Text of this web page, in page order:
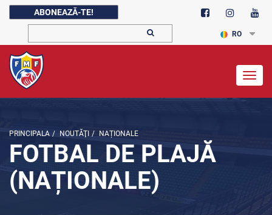
ABONEAZĂ-TE!
RO
PRINCIPALA / NOUTĂŢI / NAȚIONALE
FOTBAL DE PLAJĂ
(NAȚIONALE)